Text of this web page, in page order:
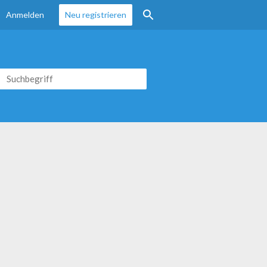
Anmelden Neu registrieren